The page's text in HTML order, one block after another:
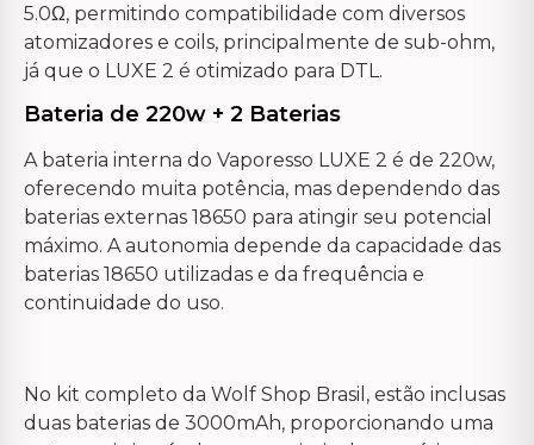
5.0Ω, permitindo compatibilidade com diversos
atomizadores e coils, principalmente de sub-ohm,
já que o LUXE 2 é otimizado para DTL.
Bateria de 220w + 2 Baterias
A bateria interna do Vaporesso LUXE 2 é de 220w,
oferecendo muita potência, mas dependendo das
baterias externas 18650 para atingir seu potencial
máximo. A autonomia depende da capacidade das
baterias 18650 utilizadas e da frequência e
continuidade do uso.
No kit completo da Wolf Shop Brasil, estão inclusas
duas baterias de 3000mAh, proporcionando uma